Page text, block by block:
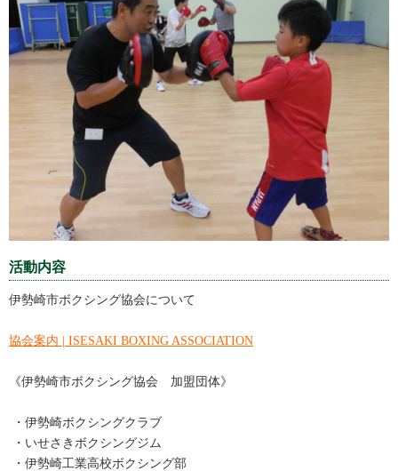
活動内容
伊勢崎市ボクシング協会について
協会案内 | ISESAKI BOXING ASSOCIATION
《伊勢崎市ボクシング協会 加盟団体》
・伊勢崎ボクシングクラブ
・いせさきボクシングジム
・伊勢崎工業高校ボクシング部